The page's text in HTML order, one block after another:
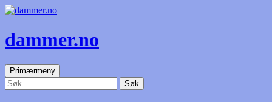
dammer.no
SøkPrimærmeny Gå
til
innhold
Søk
etter: